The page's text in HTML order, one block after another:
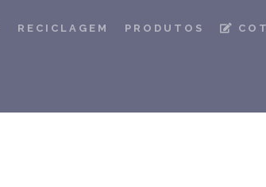
RECICLAGEM PRODUTOS